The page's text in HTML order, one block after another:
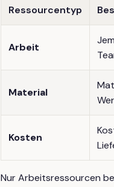
Ressourcentyp
Arbeit
Material
Kosten
Nur Arbeitsressourcen